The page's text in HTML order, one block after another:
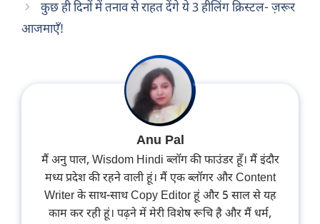
कुछ ही दिनों में तनाव से राहत देंगे ये 3 हीलिंग क्रिस्टल- ज़रूर
आजमाएँ!
Anu Pal
मैं अनु पाल, Wisdom Hindi ब्लॉग की फाउंडर हूँ। मैं इंदौर
मध्य प्रदेश की रहने वाली हूं। मैं एक ब्लॉगर और Content
Writer के साथ-साथ Copy Editor हूं और 5 साल से यह
काम कर रही हूं। पढ़ने में मेरी विशेष रूचि है और मैं धर्म,